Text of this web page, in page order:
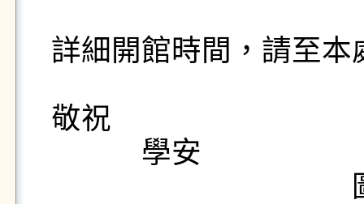
詳細開館時間，請至
敬祝
學安
圖書資訊